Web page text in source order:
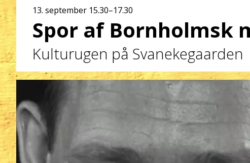
Dato
og
klokkeslæt
13. september 15.30–17.30
Spor af Bornholmsk
Kulturugen på Svanekegaarden